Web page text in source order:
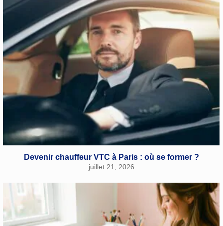
Devenir chauffeur VTC à Paris : où se former ?
juillet 21, 2026